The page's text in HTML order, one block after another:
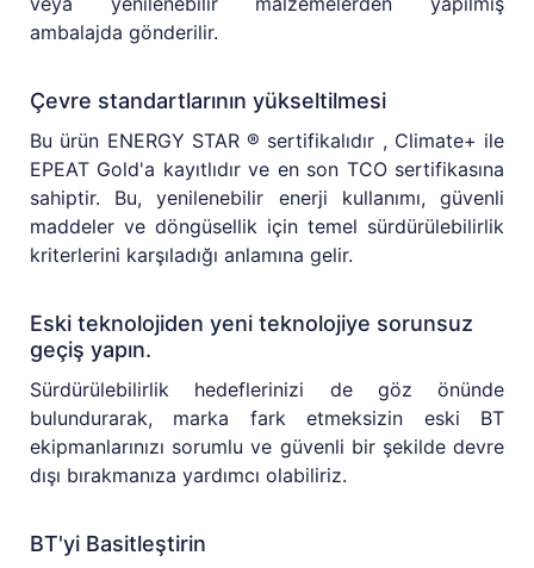
ambalajda gönderilir.
Çevre standartlarının yükseltilmesi
Bu ürün ENERGY STAR ® sertifikalıdır , Climate+ ile
EPEAT Gold'a kayıtlıdır ve en son TCO sertifikasına
sahiptir. Bu, yenilenebilir enerji kullanımı, güvenli
maddeler ve döngüsellik için temel sürdürülebilirlik
kriterlerini karşıladığı anlamına gelir.
Eski teknolojiden yeni teknolojiye sorunsuz
geçiş yapın.
Sürdürülebilirlik hedeflerinizi de göz önünde
bulundurarak, marka fark etmeksizin eski BT
ekipmanlarınızı sorumlu ve güvenli bir şekilde devre
dışı bırakmanıza yardımcı olabiliriz.
BT'yi Basitleştirin